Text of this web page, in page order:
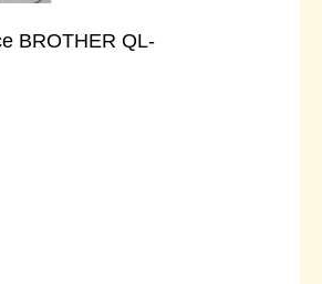
BROTHER QL-